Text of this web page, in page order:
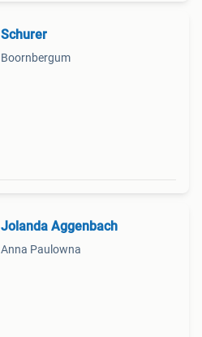
Schurer
Boornbergum
Jolanda Aggenbach
Anna Paulowna